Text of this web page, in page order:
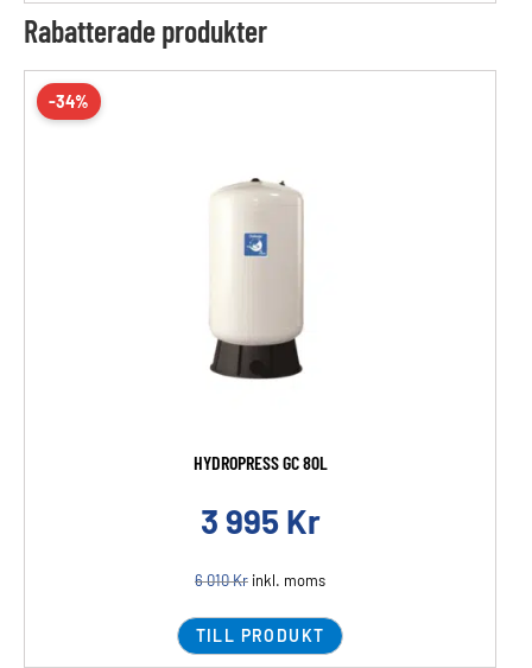
Rabatterade produkter
-34%
HYDROPRESS GC 80L
3 995 Kr
6 010Kr inkl. moms
TILL PRODUKT